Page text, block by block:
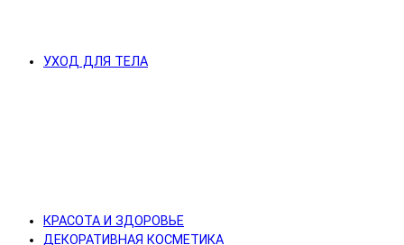
УХОД ДЛЯ ТЕЛА
КРАСОТА И ЗДОРОВЬЕ
ДЕКОРАТИВНАЯ КОСМЕТИКА